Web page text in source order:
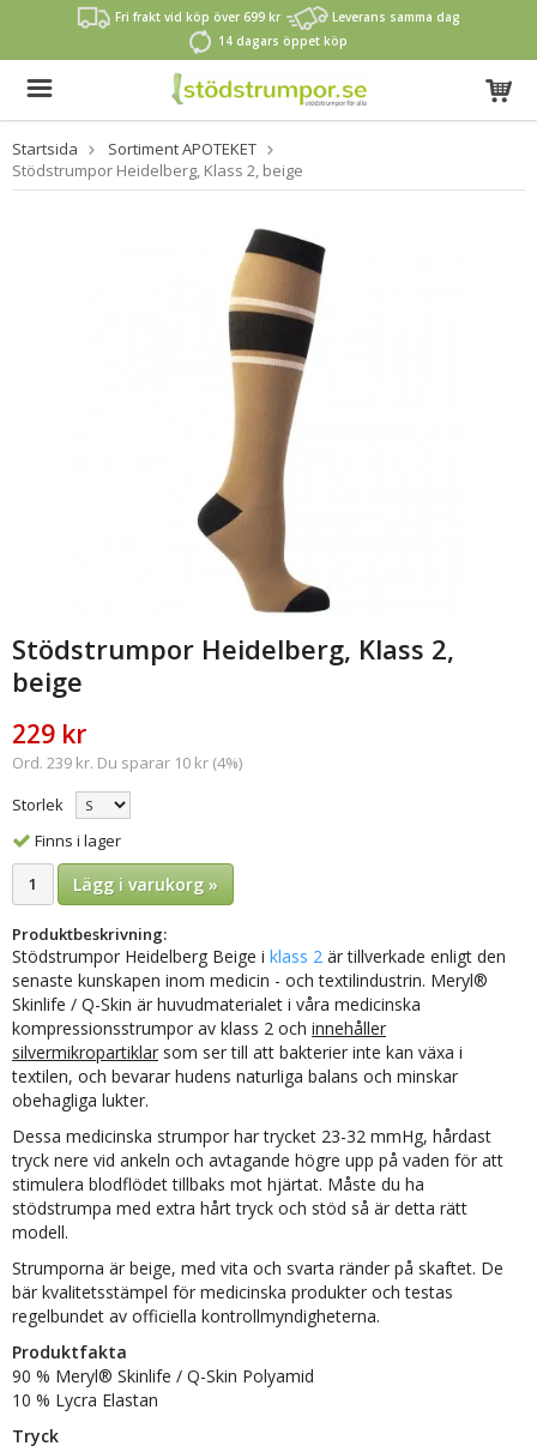
Fri frakt vid köp över 699 kr
Leverans samma dag
14 dagars öppet köp
Startsida
Sortiment APOTEKET
Stödstrumpor Heidelberg, Klass 2, beige
Stödstrumpor Heidelberg, Klass 2,
beige
229 kr
Ord. 239 kr. Du sparar 10 kr (4%)
Storlek
Finns i lager
Lägg i varukorg »
Produktbeskrivning:
Stödstrumpor Heidelberg Beige i klass 2 är tillverkade enligt den
senaste kunskapen inom medicin - och textilindustrin. Meryl®
Skinlife / Q-Skin är huvudmaterialet i våra medicinska
kompressionsstrumpor av klass 2 och innehåller
silvermikropartiklar som ser till att bakterier inte kan växa i
textilen, och bevarar hudens naturliga balans och minskar
obehagliga lukter.
Dessa medicinska strumpor har trycket 23-32 mmHg, hårdast
tryck nere vid ankeln och avtagande högre upp på vaden för att
stimulera blodflödet tillbaks mot hjärtat. Måste du ha
stödstrumpa med extra hårt tryck och stöd så är detta rätt
modell.
Strumporna är beige, med vita och svarta ränder på skaftet. De
bär kvalitetsstämpel för medicinska produkter och testas
regelbundet av officiella kontrollmyndigheterna.
Produktfakta
90 % Meryl® Skinlife / Q-Skin Polyamid
10 % Lycra Elastan
Tryck